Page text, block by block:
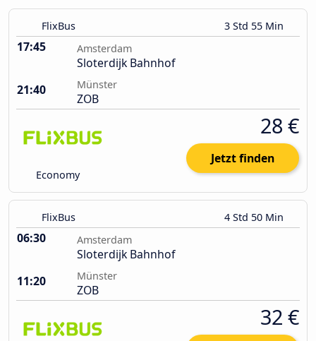
FlixBus 3 Std 55 Min
17:45 Amsterdam
Sloterdijk Bahnhof
21:40
Münster
ZOB
Economy
28 €
Jetzt finden
FlixBus 4 Std 50 Min
06:30 Amsterdam
Sloterdijk Bahnhof
11:20
Münster
ZOB
32 €